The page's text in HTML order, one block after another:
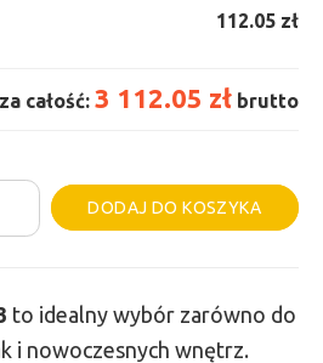
112.05 zł
całość: 3 112.05 zł brutto
DODAJ DO KOSZYKA
to idealny wybór zarówno do
i nowoczesnych wnętrz.